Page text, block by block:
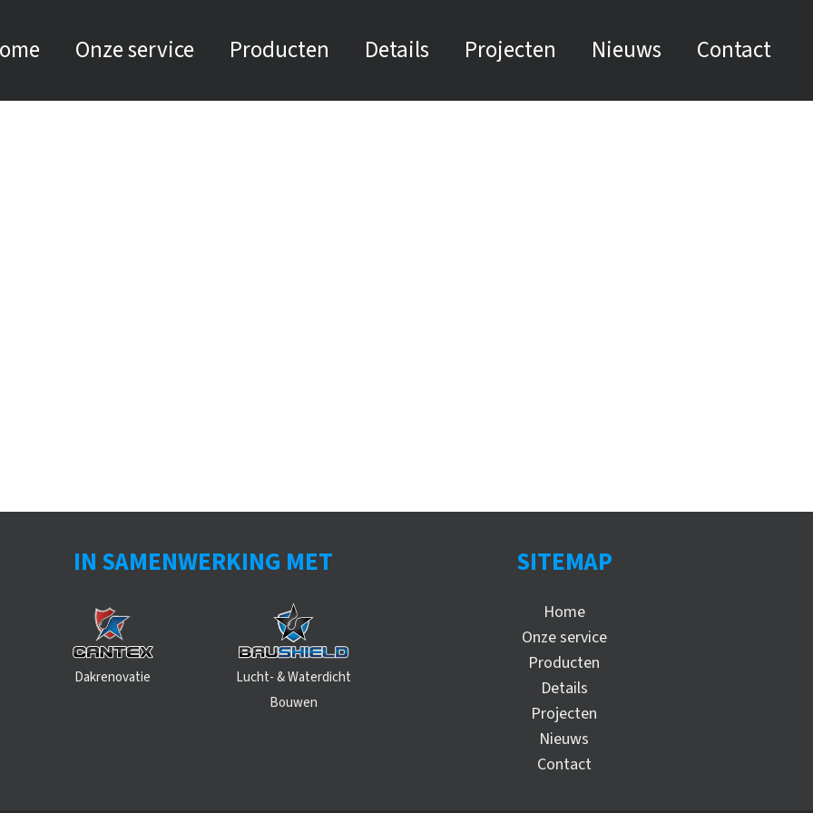
Onze service Producten Details Projecten Nieuws Contact
IN SAMENWERKING MET
Dakrenovatie
Lucht- & Waterdicht
Bouwen
SITEMAP
Home
Onze service
Producten
Details
Projecten
Nieuws
Contact